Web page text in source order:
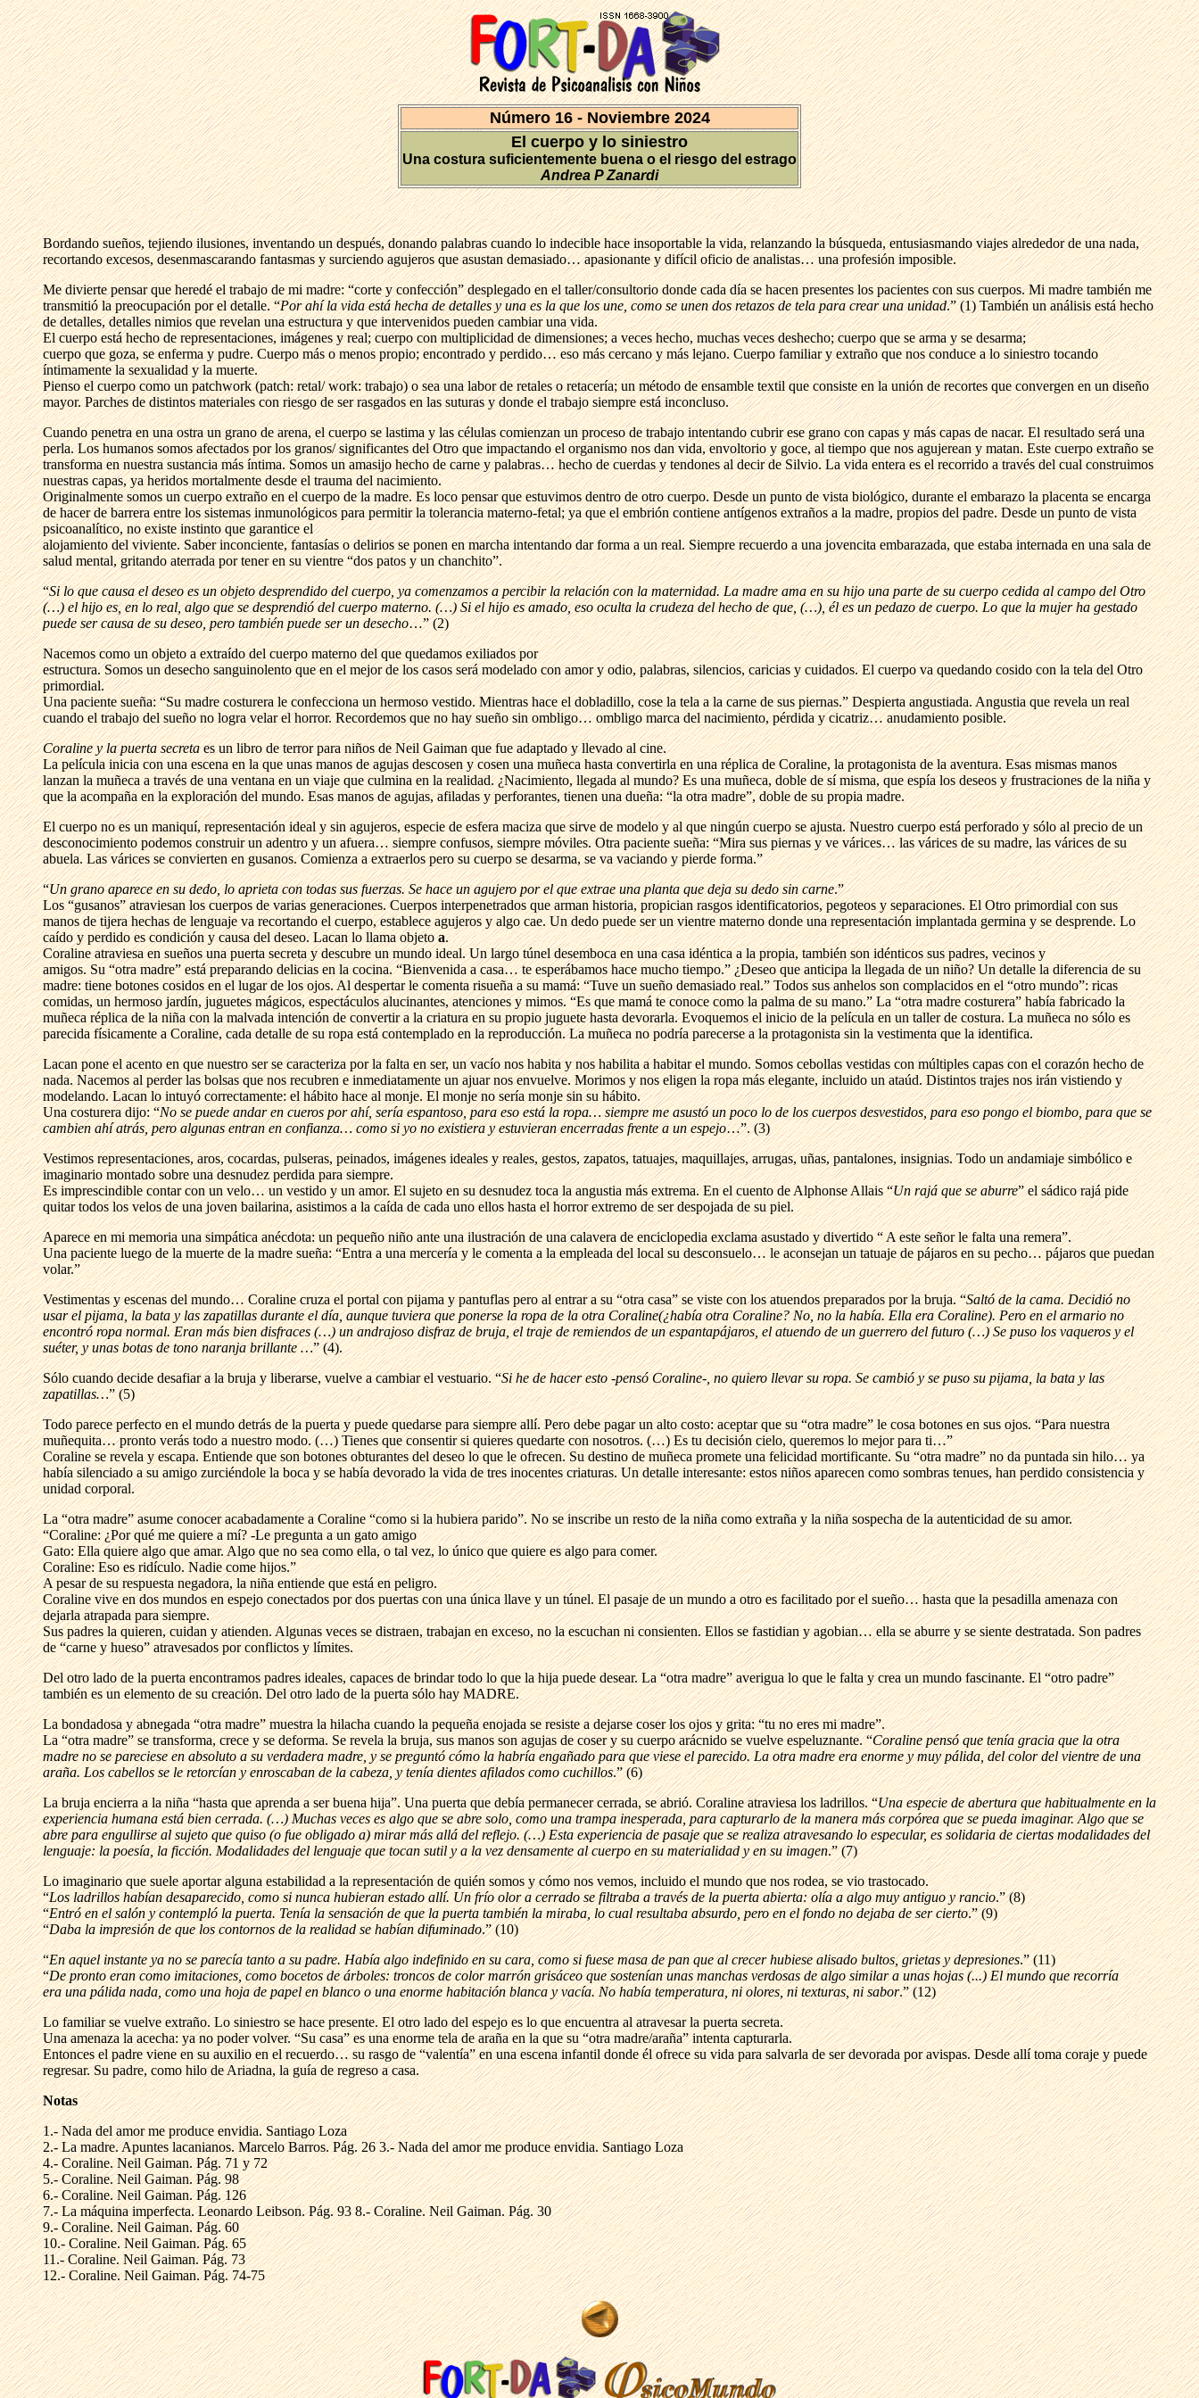
Número 16 - Noviembre 2024
El cuerpo y lo siniestro
Una costura suficientemente buena o el riesgo del estrago
Andrea P Zanardi
Bordando sueños, tejiendo ilusiones, inventando un después, donando palabras cuando lo indecible hace insoportable la vida, relanzando la búsqueda, entusiasmando viajes alrededor de una nada,
recortando excesos, desenmascarando fantasmas y surciendo agujeros que asustan demasiado… apasionante y difícil oficio de analistas… una profesión imposible.
Me divierte pensar que heredé el trabajo de mi madre: “corte y confección” desplegado en el taller/consultorio donde cada día se hacen presentes los pacientes con sus cuerpos. Mi madre también me
transmitió la preocupación por el detalle. “Por ahí la vida está hecha de detalles y una es la que los une, como se unen dos retazos de tela para crear una unidad.” (1) También un análisis está hecho
de detalles, detalles nimios que revelan una estructura y que intervenidos pueden cambiar una vida.
El cuerpo está hecho de representaciones, imágenes y real; cuerpo con multiplicidad de dimensiones; a veces hecho, muchas veces deshecho; cuerpo que se arma y se desarma;
cuerpo que goza, se enferma y pudre. Cuerpo más o menos propio; encontrado y perdido… eso más cercano y más lejano. Cuerpo familiar y extraño que nos conduce a lo siniestro tocando
íntimamente la sexualidad y la muerte.
Pienso el cuerpo como un patchwork (patch: retal/ work: trabajo) o sea una labor de retales o retacería; un método de ensamble textil que consiste en la unión de recortes que convergen en un diseño
mayor. Parches de distintos materiales con riesgo de ser rasgados en las suturas y donde el trabajo siempre está inconcluso.
Cuando penetra en una ostra un grano de arena, el cuerpo se lastima y las células comienzan un proceso de trabajo intentando cubrir ese grano con capas y más capas de nacar. El resultado será una
perla. Los humanos somos afectados por los granos/ significantes del Otro que impactando el organismo nos dan vida, envoltorio y goce, al tiempo que nos agujerean y matan. Este cuerpo extraño se
transforma en nuestra sustancia más íntima. Somos un amasijo hecho de carne y palabras… hecho de cuerdas y tendones al decir de Silvio. La vida entera es el recorrido a través del cual construimos
nuestras capas, ya heridos mortalmente desde el trauma del nacimiento.
Originalmente somos un cuerpo extraño en el cuerpo de la madre. Es loco pensar que estuvimos dentro de otro cuerpo. Desde un punto de vista biológico, durante el embarazo la placenta se encarga
de hacer de barrera entre los sistemas inmunológicos para permitir la tolerancia materno-fetal; ya que el embrión contiene antígenos extraños a la madre, propios del padre. Desde un punto de vista
psicoanalítico, no existe instinto que garantice el
alojamiento del viviente. Saber inconciente, fantasías o delirios se ponen en marcha intentando dar forma a un real. Siempre recuerdo a una jovencita embarazada, que estaba internada en una sala de
salud mental, gritando aterrada por tener en su vientre “dos patos y un chanchito”.
“Si lo que causa el deseo es un objeto desprendido del cuerpo, ya comenzamos a percibir la relación con la maternidad. La madre ama en su hijo una parte de su cuerpo cedida al campo del Otro
(…) el hijo es, en lo real, algo que se desprendió del cuerpo materno. (…) Si el hijo es amado, eso oculta la crudeza del hecho de que, (…), él es un pedazo de cuerpo. Lo que la mujer ha gestado
puede ser causa de su deseo, pero también puede ser un desecho…” (2)
Nacemos como un objeto a extraído del cuerpo materno del que quedamos exiliados por
estructura. Somos un desecho sanguinolento que en el mejor de los casos será modelado con amor y odio, palabras, silencios, caricias y cuidados. El cuerpo va quedando cosido con la tela del Otro
primordial.
Una paciente sueña: “Su madre costurera le confecciona un hermoso vestido. Mientras hace el dobladillo, cose la tela a la carne de sus piernas.” Despierta angustiada. Angustia que revela un real
cuando el trabajo del sueño no logra velar el horror. Recordemos que no hay sueño sin ombligo… ombligo marca del nacimiento, pérdida y cicatriz… anudamiento posible.
Coraline y la puerta secretaes un libro de terror para niños de Neil Gaiman que fue adaptado y llevado al cine.
La película inicia con una escena en la que unas manos de agujas descosen y cosen una muñeca hasta convertirla en una réplica de Coraline, la protagonista de la aventura. Esas mismas manos
lanzan la muñeca a través de una ventana en un viaje que culmina en la realidad. ¿Nacimiento, llegada al mundo? Es una muñeca, doble de sí misma, que espía los deseos y frustraciones de la niña y
que la acompaña en la exploración del mundo. Esas manos de agujas, afiladas y perforantes, tienen una dueña: “la otra madre”, doble de su propia madre.
El cuerpo no es un maniquí, representación ideal y sin agujeros, especie de esfera maciza que sirve de modelo y al que ningún cuerpo se ajusta. Nuestro cuerpo está perforado y sólo al precio de un
desconocimiento podemos construir un adentro y un afuera… siempre confusos, siempre móviles. Otra paciente sueña: “Mira sus piernas y ve várices… las várices de su madre, las várices de su
abuela. Las várices se convierten en gusanos. Comienza a extraerlos pero su cuerpo se desarma, se va vaciando y pierde forma.”
“Un grano aparece en su dedo, lo aprieta con todas sus fuerzas. Se hace un agujero por el que extrae una planta que deja su dedo sin carne.”
Los “gusanos” atraviesan los cuerpos de varias generaciones. Cuerpos interpenetrados que arman historia, propician rasgos identificatorios, pegoteos y separaciones. El Otro primordial con sus
manos de tijera hechas de lenguaje va recortando el cuerpo, establece agujeros y algo cae. Un dedo puede ser un vientre materno donde una representación implantada germina y se desprende. Lo
caído y perdido es condición y causa del deseo. Lacan lo llama objetoa.
Coraline atraviesa en sueños una puerta secreta y descubre un mundo ideal. Un largo túnel desemboca en una casa idéntica a la propia, también son idénticos sus padres, vecinos y
amigos. Su “otra madre” está preparando delicias en la cocina. “Bienvenida a casa… te esperábamos hace mucho tiempo.” ¿Deseo que anticipa la llegada de un niño? Un detalle la diferencia de su
madre: tiene botones cosidos en el lugar de los ojos. Al despertar le comenta risueña a su mamá: “Tuve un sueño demasiado real.” Todos sus anhelos son complacidos en el “otro mundo”: ricas
comidas, un hermoso jardín, juguetes mágicos, espectáculos alucinantes, atenciones y mimos. “Es que mamá te conoce como la palma de su mano.” La “otra madre costurera” había fabricado la
muñeca réplica de la niña con la malvada intención de convertir a la criatura en su propio juguete hasta devorarla. Evoquemos el inicio de la película en un taller de costura. La muñeca no sólo es
parecida físicamente a Coraline, cada detalle de su ropa está contemplado en la reproducción. La muñeca no podría parecerse a la protagonista sin la vestimenta que la identifica.
Lacan pone el acento en que nuestro ser se caracteriza por la falta en ser, un vacío nos habita y nos habilita a habitar el mundo. Somos cebollas vestidas con múltiples capas con el corazón hecho de
nada. Nacemos al perder las bolsas que nos recubren e inmediatamente un ajuar nos envuelve. Morimos y nos eligen la ropa más elegante, incluido un ataúd. Distintos trajes nos irán vistiendo y
modelando. Lacan lo intuyó correctamente: el hábito hace al monje. El monje no sería monje sin su hábito.
Una costurera dijo: “No se puede andar en cueros por ahí, sería espantoso, para eso está la ropa… siempre me asustó un poco lo de los cuerpos desvestidos, para eso pongo el biombo, para que se
cambien ahí atrás, pero algunas entran en confianza… como si yo no existiera y estuvieran encerradas frente a un espejo…”. (3)
Vestimos representaciones, aros, cocardas, pulseras, peinados, imágenes ideales y reales, gestos, zapatos, tatuajes, maquillajes, arrugas, uñas, pantalones, insignias. Todo un andamiaje simbólico e
imaginario montado sobre una desnudez perdida para siempre.
Es imprescindible contar con un velo… un vestido y un amor. El sujeto en su desnudez toca la angustia más extrema. En el cuento de Alphonse Allais “Un rajá que se aburre” el sádico rajá pide
quitar todos los velos de una joven bailarina, asistimos a la caída de cada uno ellos hasta el horror extremo de ser despojada de su piel.
Aparece en mi memoria una simpática anécdota: un pequeño niño ante una ilustración de una calavera de enciclopedia exclama asustado y divertido “ A este señor le falta una remera”.
Una paciente luego de la muerte de la madre sueña: “Entra a una mercería y le comenta a la empleada del local su desconsuelo… le aconsejan un tatuaje de pájaros en su pecho… pájaros que puedan
volar.”
Vestimentas y escenas del mundo… Coraline cruza el portal con pijama y pantuflas pero al entrar a su “otra casa” se viste con los atuendos preparados por la bruja. “Saltó de la cama. Decidió no
usar el pijama, la bata y las zapatillas durante el día, aunque tuviera que ponerse la ropa de la otra Coraline(¿había otra Coraline? No, no la había. Ella era Coraline). Pero en el armario no
encontró ropa normal. Eran más bien disfraces (…) un andrajoso disfraz de bruja, el traje de remiendos de un espantapájaros, el atuendo de un guerrero del futuro (…) Se puso los vaqueros y el
suéter, y unas botas de tono naranja brillante …” (4).
Sólo cuando decide desafiar a la bruja y liberarse, vuelve a cambiar el vestuario. “Si he de hacer esto -pensó Coraline-, no quiero llevar su ropa. Se cambió y se puso su pijama, la bata y las
zapatillas…” (5)
Todo parece perfecto en el mundo detrás de la puerta y puede quedarse para siempre allí. Pero debe pagar un alto costo: aceptar que su “otra madre” le cosa botones en sus ojos. “Para nuestra
muñequita… pronto verás todo a nuestro modo. (…) Tienes que consentir si quieres quedarte con nosotros. (…) Es tu decisión cielo, queremos lo mejor para ti…”
Coraline se revela y escapa. Entiende que son botones obturantes del deseo lo que le ofrecen. Su destino de muñeca promete una felicidad mortificante. Su “otra madre” no da puntada sin hilo… ya
había silenciado a su amigo zurciéndole la boca y se había devorado la vida de tres inocentes criaturas. Un detalle interesante: estos niños aparecen como sombras tenues, han perdido consistencia y
unidad corporal.
La “otra madre” asume conocer acabadamente a Coraline “como si la hubiera parido”. No se inscribe un resto de la niña como extraña y la niña sospecha de la autenticidad de su amor.
“Coraline: ¿Por qué me quiere a mí? -Le pregunta a un gato amigo
Gato: Ella quiere algo que amar. Algo que no sea como ella, o tal vez, lo único que quiere es algo para comer.
Coraline: Eso es ridículo. Nadie come hijos.”
A pesar de su respuesta negadora, la niña entiende que está en peligro.
Coraline vive en dos mundos en espejo conectados por dos puertas con una única llave y un túnel. El pasaje de un mundo a otro es facilitado por el sueño… hasta que la pesadilla amenaza con
dejarla atrapada para siempre.
Sus padres la quieren, cuidan y atienden. Algunas veces se distraen, trabajan en exceso, no la escuchan ni consienten. Ellos se fastidian y agobian… ella se aburre y se siente destratada. Son padres
de “carne y hueso” atravesados por conflictos y límites.
Del otro lado de la puerta encontramos padres ideales, capaces de brindar todo lo que la hija puede desear. La “otra madre” averigua lo que le falta y crea un mundo fascinante. El “otro padre”
también es un elemento de su creación. Del otro lado de la puerta sólo hay MADRE.
La bondadosa y abnegada “otra madre” muestra la hilacha cuando la pequeña enojada se resiste a dejarse coser los ojos y grita: “tu no eres mi madre”.
La “otra madre” se transforma, crece y se deforma. Se revela la bruja, sus manos son agujas de coser y su cuerpo arácnido se vuelve espeluznante. “Coraline pensó que tenía gracia que la otra
madre no se pareciese en absoluto a su verdadera madre, y se preguntó cómo la habría engañado para que viese el parecido. La otra madre era enorme y muy pálida, del color del vientre de una
araña. Los cabellos se le retorcían y enroscaban de la cabeza, y tenía dientes afilados como cuchillos.” (6)
La bruja encierra a la niña “hasta que aprenda a ser buena hija”. Una puerta que debía permanecer cerrada, se abrió. Coraline atraviesa los ladrillos. “Una especie de abertura que habitualmente en la
experiencia humana está bien cerrada. (…) Muchas veces es algo que se abre solo, como una trampa inesperada, para capturarlo de la manera más corpórea que se pueda imaginar. Algo que se
abre para engullirse al sujeto que quiso (o fue obligado a) mirar más allá del reflejo. (…) Esta experiencia de pasaje que se realiza atravesando lo especular, es solidaria de ciertas modalidades del
lenguaje: la poesía, la ficción. Modalidades del lenguaje que tocan sutil y a la vez densamente al cuerpo en su materialidad y en su imagen.” (7)
Lo imaginario que suele aportar alguna estabilidad a la representación de quién somos y cómo nos vemos, incluido el mundo que nos rodea, se vio trastocado.
“Los ladrillos habían desaparecido, como si nunca hubieran estado allí. Un frío olor a cerrado se filtraba a través de la puerta abierta: olía a algo muy antiguo y rancio.” (8)
“Entró en el salón y contempló la puerta. Tenía la sensación de que la puerta también la miraba, lo cual resultaba absurdo, pero en el fondo no dejaba de ser cierto.” (9)
“Daba la impresión de que los contornos de la realidad se habían difuminado.” (10)
“En aquel instante ya no se parecía tanto a su padre. Había algo indefinido en su cara, como si fuese masa de pan que al crecer hubiese alisado bultos, grietas y depresiones.” (11)
“De pronto eran como imitaciones, como bocetos de árboles: troncos de color marrón grisáceo que sostenían unas manchas verdosas de algo similar a unas hojas (...) El mundo que recorría
era una pálida nada, como una hoja de papel en blanco o una enorme habitación blanca y vacía. No había temperatura, ni olores, ni texturas, ni sabor.” (12)
Lo familiar se vuelve extraño. Lo siniestro se hace presente. El otro lado del espejo es lo que encuentra al atravesar la puerta secreta.
Una amenaza la acecha: ya no poder volver. “Su casa” es una enorme tela de araña en la que su “otra madre/araña” intenta capturarla.
Entonces el padre viene en su auxilio en el recuerdo… su rasgo de “valentía” en una escena infantil donde él ofrece su vida para salvarla de ser devorada por avispas. Desde allí toma coraje y puede
regresar. Su padre, como hilo de Ariadna, la guía de regreso a casa.
Notas
1.- Nada del amor me produce envidia. Santiago Loza
2.- La madre. Apuntes lacanianos. Marcelo Barros. Pág. 26 3.- Nada del amor me produce envidia. Santiago Loza
4.- Coraline. Neil Gaiman. Pág. 71 y 72
5.- Coraline. Neil Gaiman. Pág. 98
6.- Coraline. Neil Gaiman. Pág. 126
7.- La máquina imperfecta. Leonardo Leibson. Pág. 93 8.- Coraline. Neil Gaiman. Pág. 30
9.- Coraline. Neil Gaiman. Pág. 60
10.- Coraline. Neil Gaiman. Pág. 65
11.- Coraline. Neil Gaiman. Pág. 73
12.- Coraline. Neil Gaiman. Pág. 74-75